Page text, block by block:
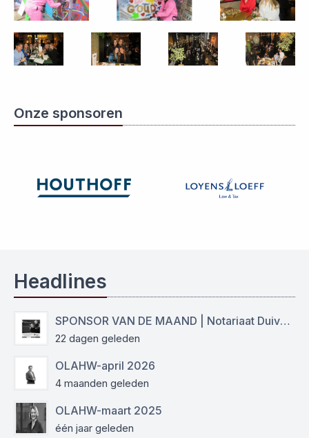
Onze sponsoren
Headlines
SPONSOR VAN DE MAAND | Notariaat Duiven Westervoort
22 dagen geleden
OLAHW-april 2026
4 maanden geleden
OLAHW-maart 2025
één jaar geleden